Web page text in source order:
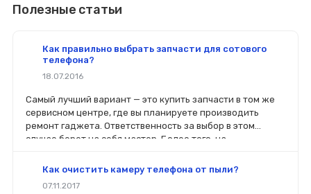
Полезные статьи
Как правильно выбрать запчасти для сотового
телефона?
18.07.2016
Самый лучший вариант — это купить запчасти в том же
сервисном центре, где вы планируете производить
ремонт гаджета. Ответственность за выбор в этом
случае берет на себя мастер. Более того, на
вы планируете делать ремонт самостоятельно, то выбор
перед покупкой нового модуля старый был в руках. Так
Как очистить камеру телефона от пыли?
07.11.2017